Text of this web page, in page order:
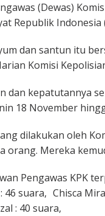
(Dewas)
Republik Indonesia
dan santun itu
Komisi
dan kepatutannya
18 November
dilakukan oleh
orang. Mereka
Pengawas KPK
46 suara, Chisca
: 40 suara,